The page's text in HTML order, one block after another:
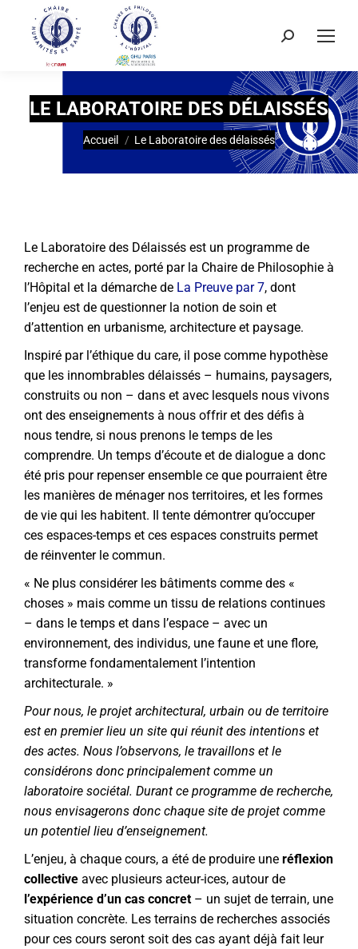
LE LABORATOIRE DES DÉLAISSÉS
Vous êtes ici :
Accueil Le Laboratoire des délaissés
Le Laboratoire des Délaissés est un programme de
recherche en actes, porté par la Chaire de Philosophie à
l’Hôpital et la démarche de La Preuve par 7, dont
l’enjeu est de questionner la notion de soin et
d’attention en urbanisme, architecture et paysage.
Inspiré par l’éthique du care, il pose comme hypothèse
que les innombrables délaissés – humains, paysagers,
construits ou non – dans et avec lesquels nous vivons
ont des enseignements à nous offrir et des défis à
nous tendre, si nous prenons le temps de les
comprendre. Un temps d’écoute et de dialogue a donc
été pris pour repenser ensemble ce que pourraient être
les manières de ménager nos territoires, et les formes
de vie qui les habitent. Il tente démontrer qu’occuper
ces espaces-temps et ces espaces construits permet
de réinventer le commun.
« Ne plus considérer les bâtiments comme des «
choses » mais comme un tissu de relations continues
– dans le temps et dans l’espace – avec un
environnement, des individus, une faune et une flore,
transforme fondamentalement l’intention
architecturale. »
Pour nous, le projet architectural, urbain ou de territoire
est en premier lieu un site qui réunit des intentions et
des actes. Nous l’observons, le travaillons et le
considérons donc principalement comme un
laboratoire sociétal. Durant ce programme de recherche,
nous envisagerons donc chaque site de projet comme
un potentiel lieu d’enseignement.
L’enjeu, à chaque cours, a été de produire une réflexion
collective avec plusieurs acteur-ices, autour de
l’expérience d’un cas concret – un sujet de terrain, une
situation concrète. Les terrains de recherches associés
pour ces cours seront soit des cas ayant déjà fait leur